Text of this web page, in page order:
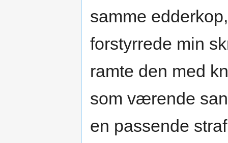
samme
forstyrrede min
ramte den med
som værende
en passende